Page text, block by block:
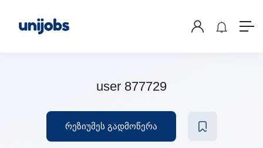
user 877729
რეზიუმეს გადმოწერა